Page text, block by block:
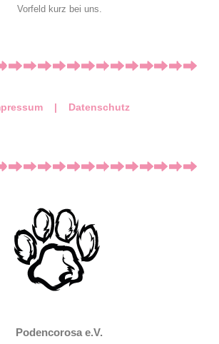
Vorfeld kurz bei uns.
| Datenschutz
Podencorosa e.V.